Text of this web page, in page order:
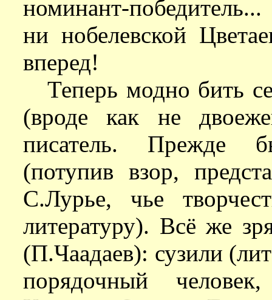
номинант-
ни нобелевской
вперед!
Теперь модно бить
(вроде как не
писатель. Прежде
(потупив взор,
С.Лурье, чье
литературу). Всё же
(П.Чаадаев): сузили
порядочный